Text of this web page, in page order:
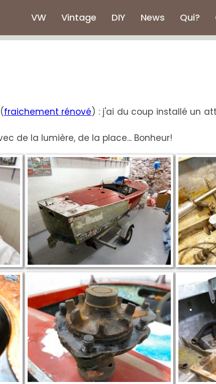
fraichement rénové) : j'ai du coup installé un
de la lumière, de la place... Bonheur!
VW Vintage DIY News Qui?